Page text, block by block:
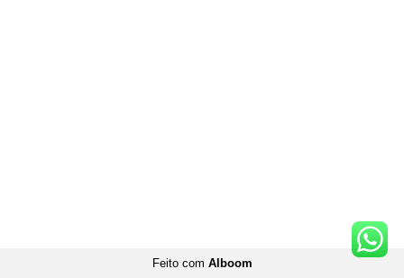
Feito com Alboom